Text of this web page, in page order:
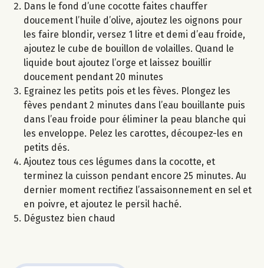
Dans le fond d’une cocotte faites chauffer
doucement l’huile d’olive, ajoutez les oignons pour
les faire blondir, versez 1 litre et demi d’eau froide,
ajoutez le cube de bouillon de volailles. Quand le
liquide bout ajoutez l’orge et laissez bouillir
doucement pendant 20 minutes
Egrainez les petits pois et les fèves. Plongez les
fèves pendant 2 minutes dans l’eau bouillante puis
dans l’eau froide pour éliminer la peau blanche qui
les enveloppe. Pelez les carottes, découpez-les en
petits dés.
Ajoutez tous ces légumes dans la cocotte, et
terminez la cuisson pendant encore 25 minutes. Au
dernier moment rectifiez l’assaisonnement en sel et
en poivre, et ajoutez le persil haché.
Dégustez bien chaud